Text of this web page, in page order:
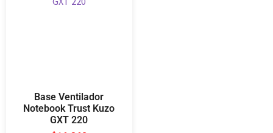
Base Ventilador
Notebook Trust Kuzo
GXT 220